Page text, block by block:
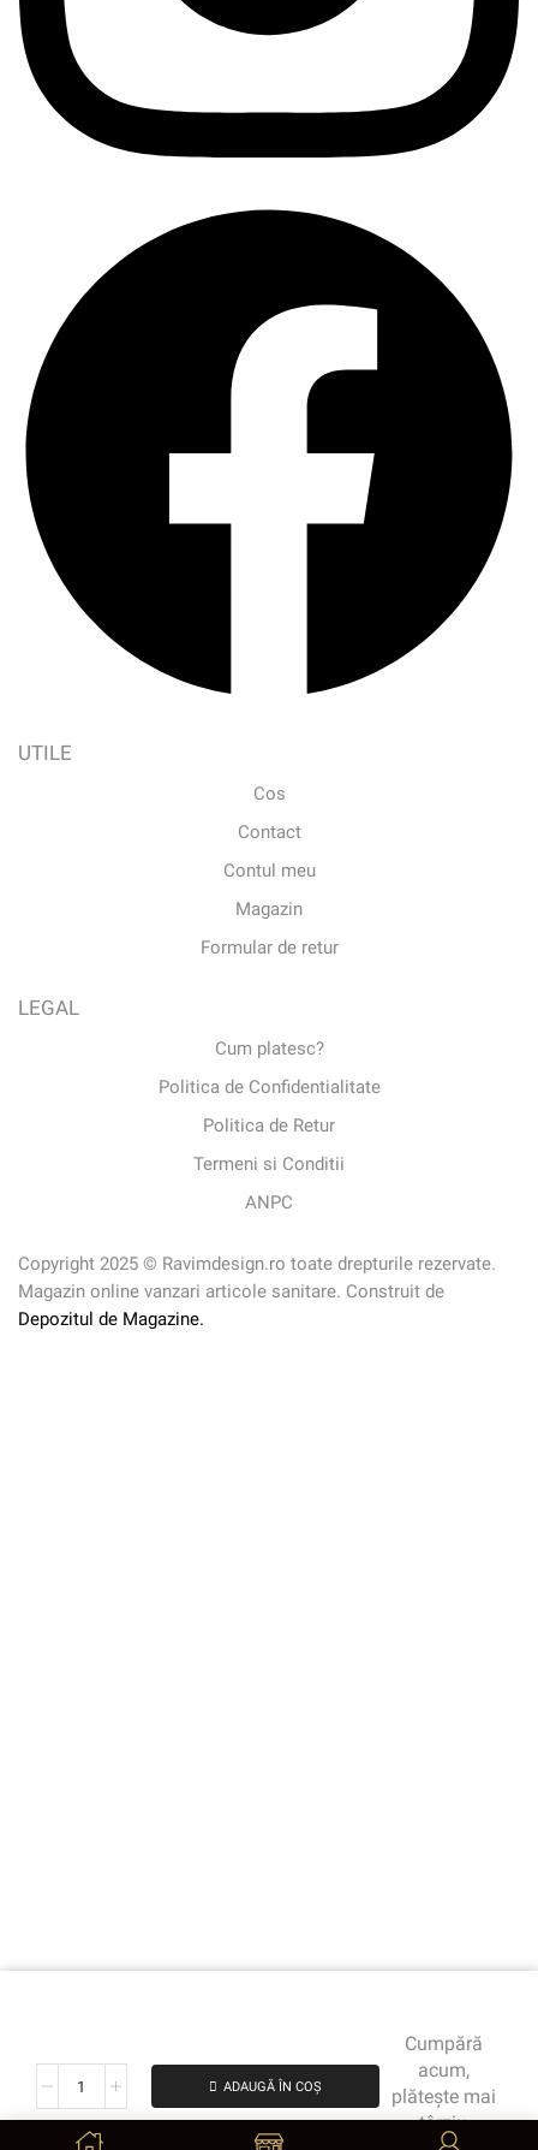
UTILE
Cos
Contact
Contul meu
Magazin
Formular de retur
LEGAL
Cum platesc?
Politica de Confidentialitate
Politica de Retur
Termeni si Conditii
ANPC
Copyright 2025 © Ravimdesign.ro toate drepturile rezervate.
Magazin online vanzari articole sanitare. Construit de
Depozitul de Magazine.
ADAUGĂ ÎN COȘ
Cumpără
acum,
plătește mai
târziu